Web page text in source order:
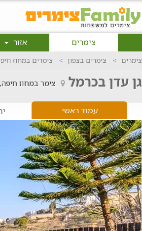
צימרים
אזור
צימרים צימרים בצפון צימרים במחוז
גן עדן בכרמל צימר במחוז
עמוד ראשי